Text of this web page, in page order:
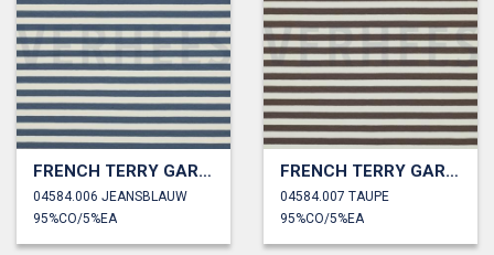
FRENCH TERRY GARENGEVERFD STREPEN
04584.006 JEANSBLAUW
95%CO/5%EA
FRENCH TERRY GARENGEVERFD STREPEN
04584.007 TAUPE
95%CO/5%EA